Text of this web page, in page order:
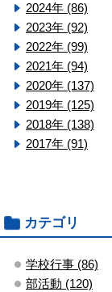
2024年 (86)
2023年 (92)
2022年 (99)
2021年 (94)
2020年 (137)
2019年 (125)
2018年 (138)
2017年 (91)
カテゴリ
学校行事 (86)
部活動 (120)